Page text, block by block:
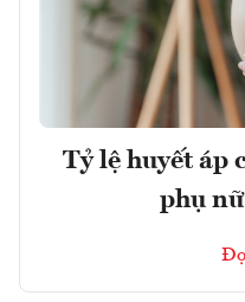
Tỷ lệ huyết áp
phụ